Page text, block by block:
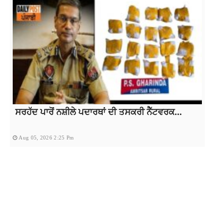
ਸਰਹੱਦ ਪਾਰੋਂ ਨਸ਼ੀਲੇ ਪਦਾਰਥਾਂ ਦੀ ਤਸਕਰੀ ਨੈੱਟਵਰਕ...
Aug 05, 2026 2:25 Pm